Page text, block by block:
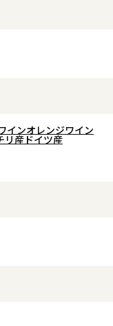
させず、スッキリとし
インオレンジワイン
リ産ドイツ産